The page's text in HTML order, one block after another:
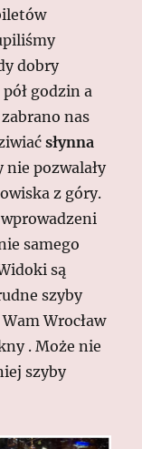
dobry
godzin a
nas
słynna
pozwalały
z góry.
samego
są
szyby
Wrocław
. Może nie
szyby